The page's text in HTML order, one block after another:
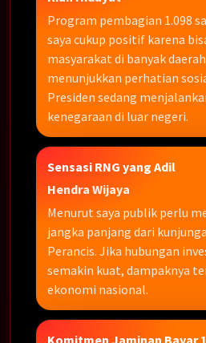
Program pembagian 1.098
saya cukup positif karena
masyarakat di banyak
menunjukkan perhatian
Presiden sedang
kenegaraan di luar negeri.
Sensasi RNG yang Adil
Hendra Wijaya
Menurut saya publik perlu
jangka panjang dari
Perancis. Jika hubungan
semakin kuat, dampaknya
ekonomi nasional.